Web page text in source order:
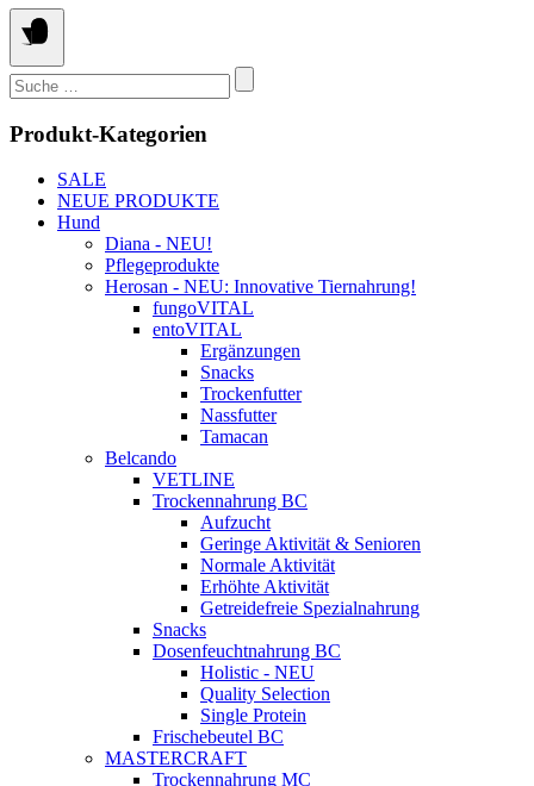
Suchen
nach:
Produkt-Kategorien
SALE
NEUE PRODUKTE
Hund
Diana - NEU!
Pflegeprodukte
Herosan - NEU: Innovative Tiernahrung!
fungoVITAL
entoVITAL
Ergänzungen
Snacks
Trockenfutter
Nassfutter
Tamacan
Belcando
VETLINE
Trockennahrung BC
Aufzucht
Geringe Aktivität & Senioren
Normale Aktivität
Erhöhte Aktivität
Getreidefreie Spezialnahrung
Snacks
Dosenfeuchtnahrung BC
Holistic - NEU
Quality Selection
Single Protein
Frischebeutel BC
MASTERCRAFT
Trockennahrung MC